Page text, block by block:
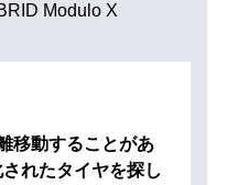
Modulo X
移動することがあ
れたタイヤを探し